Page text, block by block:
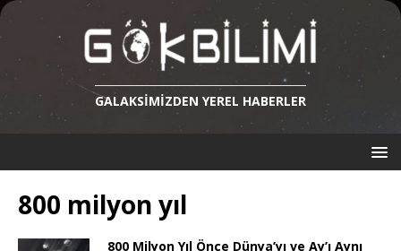
GALAKSIMIZDEN YEREL HABERLER
800 milyon yıl
800 Milyon Yıl Önce Dünya’yı ve Ay’ı Aynı